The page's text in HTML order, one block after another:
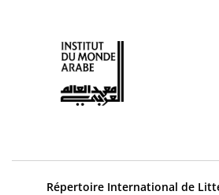
Répertoire International de